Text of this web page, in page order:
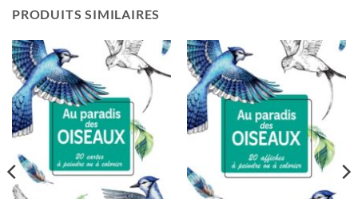
PRODUITS SIMILAIRES